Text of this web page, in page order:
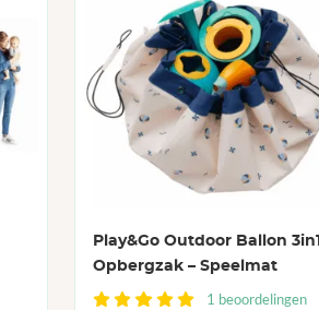
Play&Go Outdoor Ballon 3in1
Opbergzak – Speelmat
1 beoordelingen